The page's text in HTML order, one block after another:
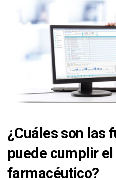
¿Cuáles son las
puede cumplir
farmacéutico?